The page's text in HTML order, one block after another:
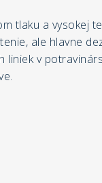
tlaku a vysokej
ale hlavne
liniek v